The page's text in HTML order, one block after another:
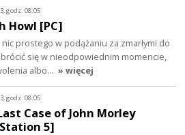
godz. 08:05
Howl [PC]
nic prostego w podążaniu za zmarłymi do
się w nieodpowiednim momencie,
albo… » więcej
godz. 08:05
Case of John Morley
5]